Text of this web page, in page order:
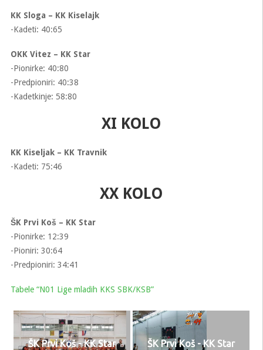
KK Sloga – KK Kiselajk
-Kadeti: 40:65
OKK Vitez – KK Star
-Pionirke: 40:80
-Predpioniri: 40:38
-Kadetkinje: 58:80
XI KOLO
KK Kiseljak – KK Travnik
-Kadeti: 75:46
XX KOLO
ŠK Prvi Koš – KK Star
-Pionirke: 12:39
-Pioniri: 30:64
-Predpioniri: 34:41
Tabele “N01 Lige mladih KKS SBK/KSB”
ŠK Prvi Koš - KK Star ŠK Prvi Koš - KK Star